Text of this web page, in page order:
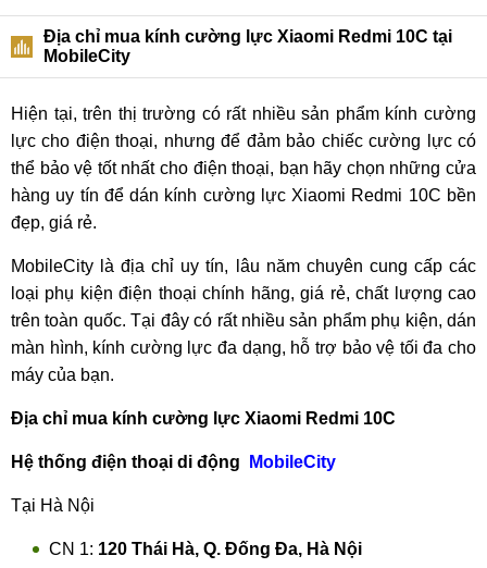
Địa chỉ mua kính cường lực Xiaomi Redmi 10C tại
MobileCity
Hiện tại, trên thị trường có rất nhiều sản phẩm kính cường
lực cho điện thoại, nhưng để đảm bảo chiếc cường lực có
thể bảo vệ tốt nhất cho điện thoại, bạn hãy chọn những cửa
hàng uy tín để dán kính cường lực Xiaomi Redmi 10C bền
đẹp, giá rẻ.
MobileCity là địa chỉ uy tín, lâu năm chuyên cung cấp các
loại phụ kiện điện thoại chính hãng, giá rẻ, chất lượng cao
trên toàn quốc. Tại đây có rất nhiều sản phẩm phụ kiện, dán
màn hình, kính cường lực đa dạng, hỗ trợ bảo vệ tối đa cho
máy của bạn.
Địa chỉ mua kính cường lực Xiaomi Redmi 10C
Hệ thống điện thoại di động MobileCity
Tại Hà Nội
CN 1: 120 Thái Hà, Q. Đống Đa, Hà Nội